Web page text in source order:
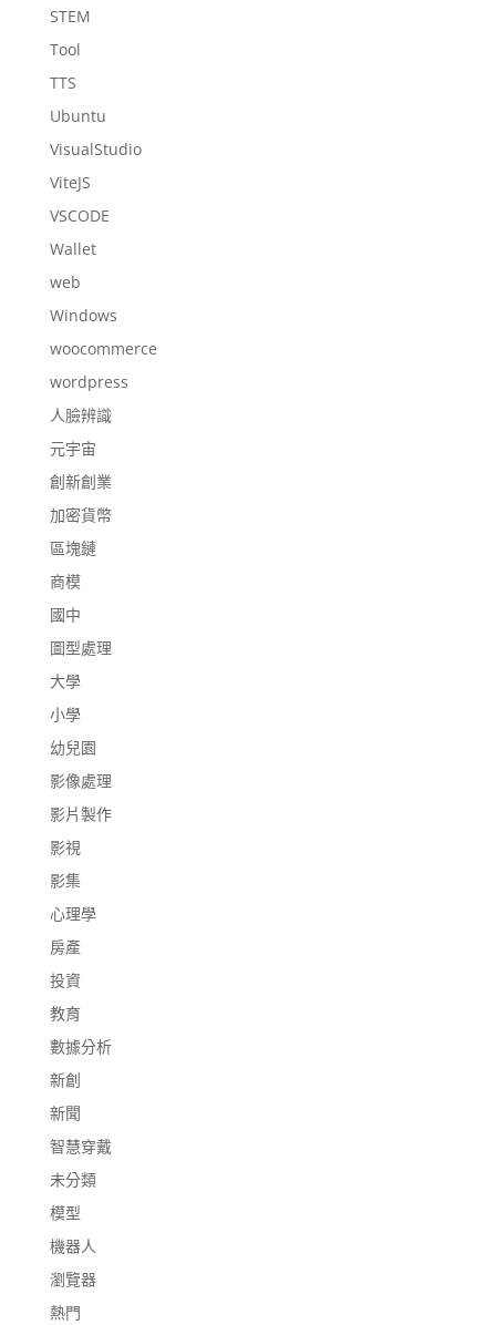
STEM
Tool
TTS
Ubuntu
VisualStudio
ViteJS
VSCODE
Wallet
web
Windows
woocommerce
wordpress
人臉辨識
元宇宙
創新創業
加密貨幣
區塊鏈
商模
國中
圖型處理
大學
小學
幼兒園
影像處理
影片製作
影視
影集
心理學
房產
投資
教育
數據分析
新創
新聞
智慧穿戴
未分類
模型
機器人
瀏覽器
熱門